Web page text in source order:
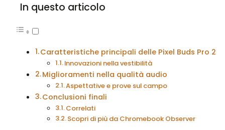
In questo articolo
Caratteristiche principali delle Pixel Buds Pro 2
Innovazioni nella vestibilità
Miglioramenti nella qualità audio
Aspettative e prove sul campo
Conclusioni finali
Correlati
Scopri di più da Chromebook Observer